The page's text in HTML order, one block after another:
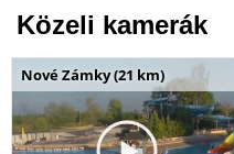
Közeli kamerák
Nové Zámky (21 km)